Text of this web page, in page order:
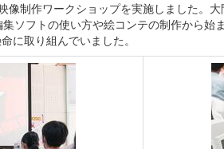
制作ワークショップを実施しました。
ソフトの使い方や絵コンテの制作から
に取り組んでいました。